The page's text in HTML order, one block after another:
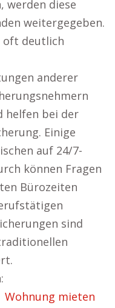
diese
weitergegeben.
oft deutlich
anderer
helfen bei der
Einige
auf 24/7-
können Fragen
Bürozeiten
sind
Wohnung mieten